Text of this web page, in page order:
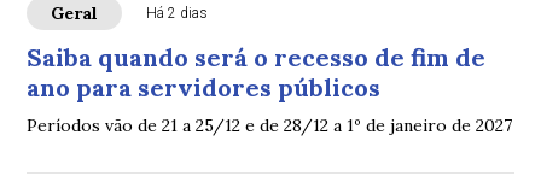
Geral Há 2 dias
Saiba quando será o recesso de fim de
ano para servidores públicos
Períodos vão de 21 a 25/12 e de 28/12 a 1º de janeiro de 2027